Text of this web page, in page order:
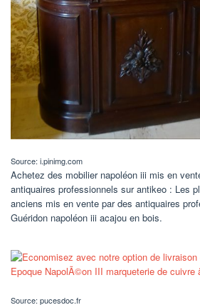
Source: i.pinimg.com
Achetez des mobilier napoléon iii mis en
antiquaires professionnels sur antikeo : Les
anciens mis en vente par des antiquaires
Guéridon napoléon iii acajou en bois.
Source: pucesdoc.fr